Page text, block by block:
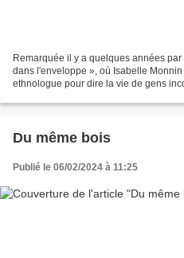
Remarquée il y a quelques années
dans l'enveloppe », où Isabelle
ethnologue pour dire la vie de gens
Du même bois
Publié le 06/02/2024 à 11:25